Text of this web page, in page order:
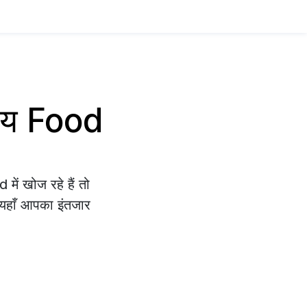
Food
में खोज रहे हैं तो
आपका इंतजार